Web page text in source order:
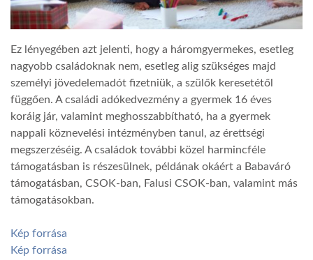
Ez lényegében azt jelenti, hogy a háromgyermekes, esetleg
nagyobb családoknak nem, esetleg alig szükséges majd
személyi jövedelemadót fizetniük, a szülők keresetétől
függően. A családi adókedvezmény a gyermek 16 éves
koráig jár, valamint meghosszabbítható, ha a gyermek
nappali köznevelési intézményben tanul, az érettségi
megszerzéséig. A családok további közel harmincféle
támogatásban is részesülnek, példának okáért a Babaváró
támogatásban, CSOK-ban, Falusi CSOK-ban, valamint más
támogatásokban.
Kép forrása
Kép forrása